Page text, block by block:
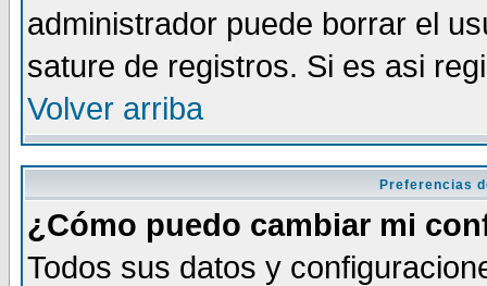
administrador puede borrar el
sature de registros. Si es asi
Volver arriba
Preferencias
¿Cómo puedo cambiar mi
Todos sus datos y